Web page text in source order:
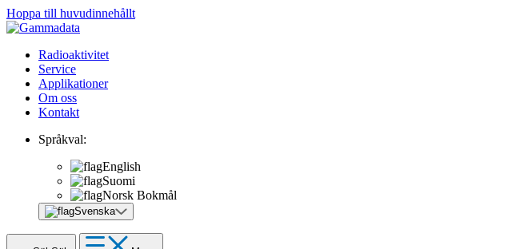
Hoppa till huvudinnehållt
Radioaktivitet
Service
Applikationer
Om oss
Kontakt
Språkval:
English
Suomi
Norsk Bokmål
Svenska